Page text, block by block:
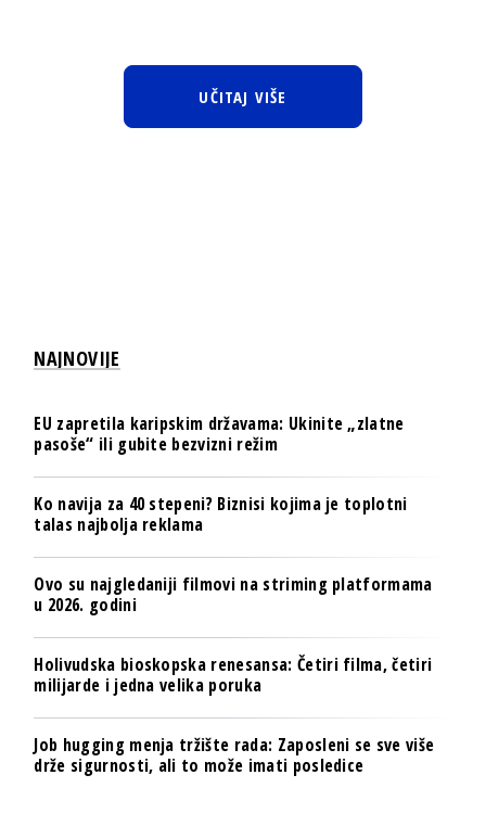
UČITAJ VIŠE
NAJNOVIJE
EU zapretila karipskim državama: Ukinite „zlatne
pasoše“ ili gubite bezvizni režim
Ko navija za 40 stepeni? Biznisi kojima je toplotni
talas najbolja reklama
Ovo su najgledaniji filmovi na striming platformama
u 2026. godini
Holivudska bioskopska renesansa: Četiri filma, četiri
milijarde i jedna velika poruka
Job hugging menja tržište rada: Zaposleni se sve više
drže sigurnosti, ali to može imati posledice